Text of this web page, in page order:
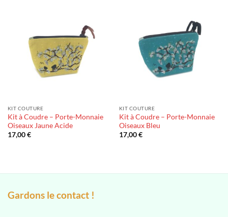
KIT COUTURE
Kit à Coudre – Porte-Monnaie
Oiseaux Jaune Acide
17,00€
KIT COUTURE
Kit à Coudre – Porte-Monnaie
Oiseaux Bleu
17,00€
Gardons le contact !